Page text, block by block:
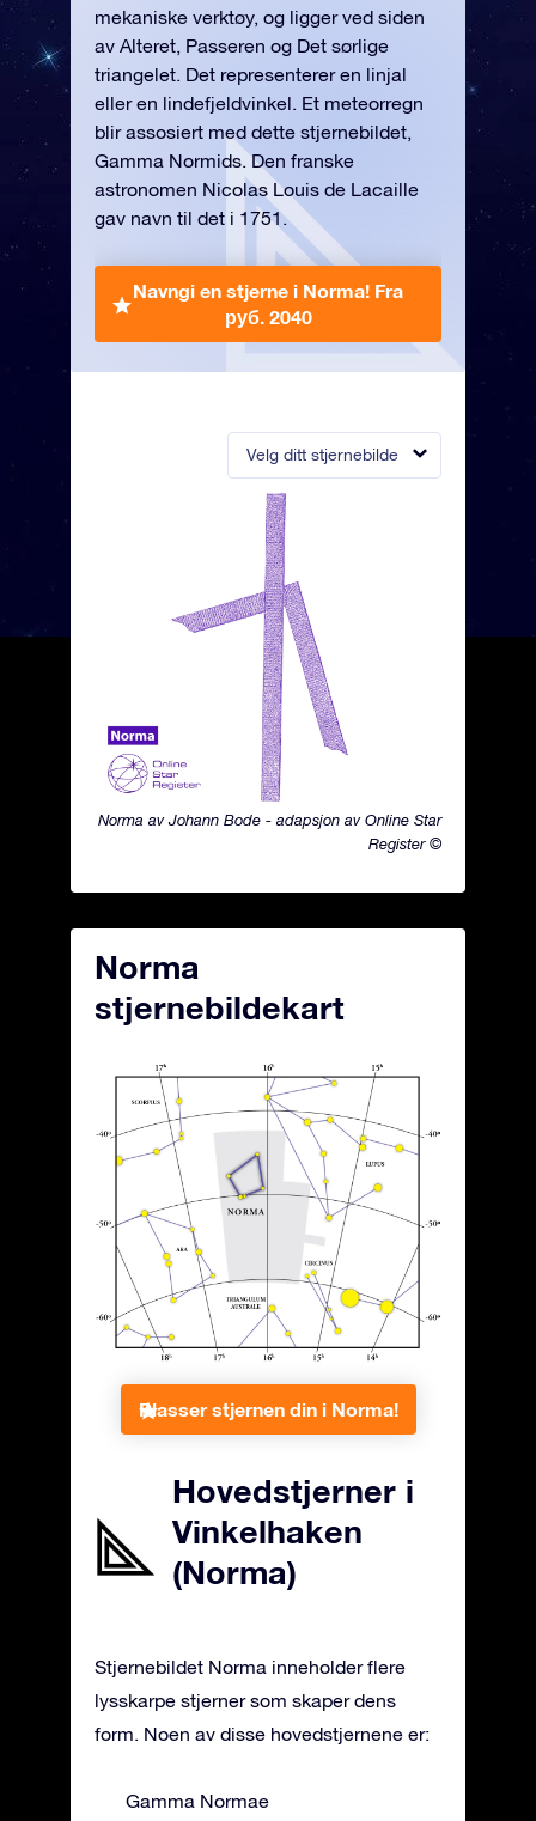
Velg ditt stjernebilde
Norma av Johann Bode - adapsjon av Online Star
Register ©
mekaniske verktøy, og ligger ved siden
av Alteret, Passeren og Det sørlige
triangelet. Det representerer en linjal
eller en lindefjeldvinkel. Et meteorregn
blir assosiert med dette stjernebildet,
Gamma Normids. Den franske
astronomen Nicolas Louis de Lacaille
gav navn til det i 1751.
Navngi en stjerne i Norma! Fra
руб. 2040
Norma
stjernebildekart
Plasser stjernen din i Norma!
Hovedstjerner i
Vinkelhaken
(Norma)
Stjernebildet Norma inneholder flere
lysskarpe stjerner som skaper dens
form. Noen av disse hovedstjernene er:
Gamma Normae